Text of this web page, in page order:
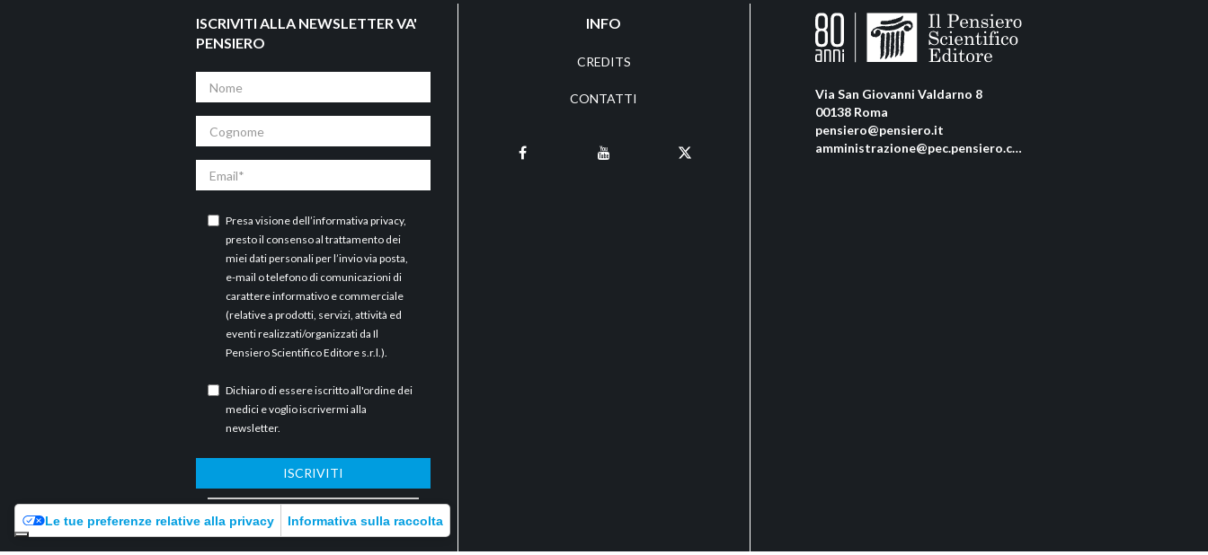
ISCRIVITI ALLA NEWSLETTER VA'
PENSIERO
Presa visione dell’informativa privacy,
presto il consenso al trattamento dei
miei dati personali per l’invio via posta,
e-mail o telefono di comunicazioni di
carattere informativo e commerciale
(relative a prodotti, servizi, attività ed
eventi realizzati/organizzati da Il
Pensiero Scientifico Editore s.r.l.).
Dichiaro di essere iscritto all'ordine dei
medici e voglio iscrivermi alla
newsletter.
ISCRIVITI
ARCHIVIO
INFO
CREDITS
CONTATTI
Via San Giovanni Valdarno 8
00138 Roma
pensiero@pensiero.it
amministrazione@pec.pensiero.com
Le tue preferenze relative alla privacy Informativa sulla raccolta